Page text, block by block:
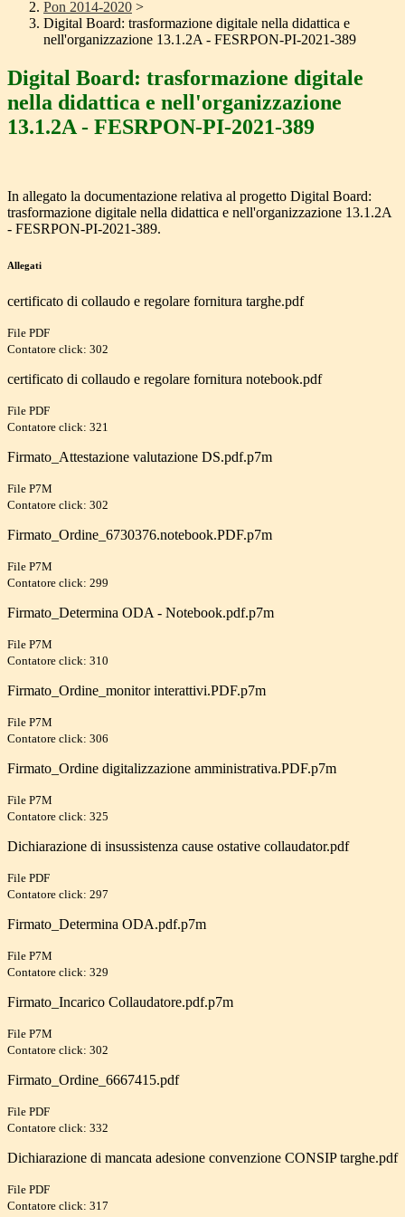
Pon 2014-2020 >
Digital Board: trasformazione digitale nella didattica e
nell'organizzazione 13.1.2A - FESRPON-PI-2021-389
Digital Board: trasformazione digitale
nella didattica e nell'organizzazione
13.1.2A - FESRPON-PI-2021-389
In allegato la documentazione relativa al progetto Digital Board:
trasformazione digitale nella didattica e nell'organizzazione 13.1.2A
- FESRPON-PI-2021-389.
Allegati
certificato di collaudo e regolare fornitura targhe.pdf
File PDF
Contatore click: 302
certificato di collaudo e regolare fornitura notebook.pdf
File PDF
Contatore click: 321
Firmato_Attestazione valutazione DS.pdf.p7m
File P7M
Contatore click: 302
Firmato_Ordine_6730376.notebook.PDF.p7m
File P7M
Contatore click: 299
Firmato_Determina ODA - Notebook.pdf.p7m
File P7M
Contatore click: 310
Firmato_Ordine_monitor interattivi.PDF.p7m
File P7M
Contatore click: 306
Firmato_Ordine digitalizzazione amministrativa.PDF.p7m
File P7M
Contatore click: 325
Dichiarazione di insussistenza cause ostative collaudator.pdf
File PDF
Contatore click: 297
Firmato_Determina ODA.pdf.p7m
File P7M
Contatore click: 329
Firmato_Incarico Collaudatore.pdf.p7m
File P7M
Contatore click: 302
Firmato_Ordine_6667415.pdf
File PDF
Contatore click: 332
Dichiarazione di mancata adesione convenzione CONSIP targhe.pdf
File PDF
Contatore click: 317